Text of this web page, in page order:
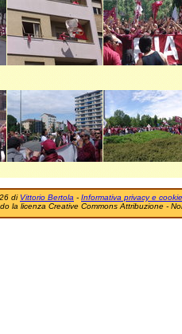
di Vittorio Bertola - Informativa privacy e cookie
la licenza Creative Commons Attribuzione -